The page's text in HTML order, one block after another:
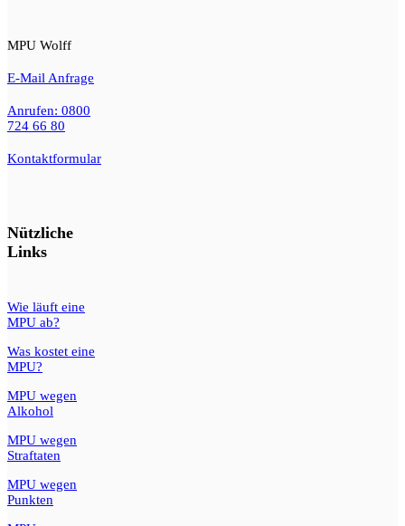
MPU Wolff
E-Mail Anfrage
Anrufen: 0800
724 66 80
Kontaktformular
Nützliche
Links
Wie läuft eine
MPU ab?
Was kostet eine
MPU?
MPU wegen
Alkohol
MPU wegen
Straftaten
MPU wegen
Punkten